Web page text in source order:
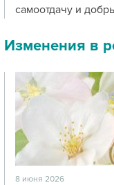
самоотдачу и
Изменения в
8 июня 2026